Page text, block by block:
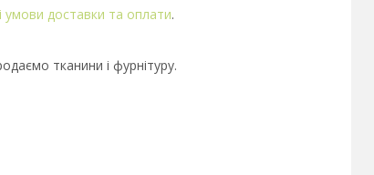
умови доставки та оплати.
тканини і фурнітуру.